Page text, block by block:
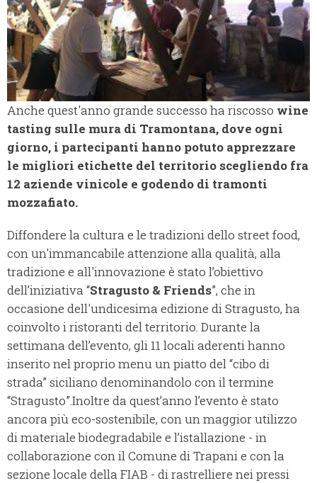
Anche quest'anno grande successo ha riscosso wine
tasting sulle mura di Tramontana, dove ogni
giorno, i partecipanti hanno potuto apprezzare
le migliori etichette del territorio scegliendo fra
12 aziende vinicole e godendo di tramonti
mozzafiato.
Diffondere la cultura e le tradizioni dello street food,
con un'immancabile attenzione alla qualità, alla
tradizione e all'innovazione è stato l’obiettivo
dell’iniziativa “Stragusto & Friends”, che in
occasione dell'undicesima edizione di Stragusto, ha
coinvolto i ristoranti del territorio. Durante la
settimana dell’evento, gli 11 locali aderenti hanno
inserito nel proprio menu un piatto del “cibo di
strada” siciliano denominandolo con il termine
“Stragusto”.Inoltre da quest’anno l’evento è stato
ancora più eco-sostenibile, con un maggior utilizzo
di materiale biodegradabile e l’istallazione - in
collaborazione con il Comune di Trapani e con la
sezione locale della FIAB - di rastrelliere nei pressi